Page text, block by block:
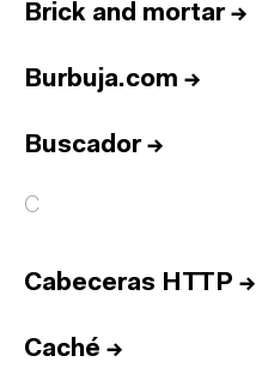
Brick and mortar→
Burbuja.com →
Buscador→
C
Cabeceras HTTP →
Caché →